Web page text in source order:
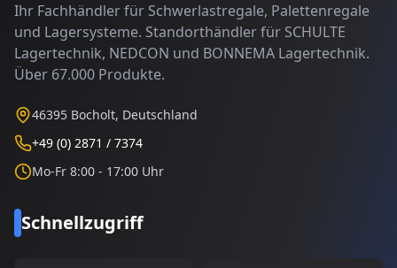
Ihr Fachhändler für Schwerlastregale, Palettenregale
und Lagersysteme. Standorthändler für SCHULTE
Lagertechnik, NEDCON und BONNEMA Lagertechnik.
Über 67.000 Produkte.
46395 Bocholt, Deutschland
+49 (0) 2871 / 7374
Mo-Fr 8:00 - 17:00 Uhr
Schnellzugriff